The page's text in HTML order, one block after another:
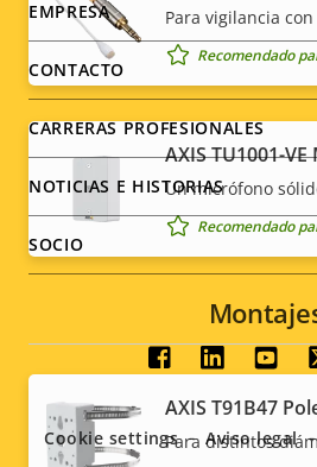
Para vigilancia
Recomendado
AXIS TU1001-
Un micrófono
Recomendado
AXIS T91B47
Para distintos
Footer
menu
EMPRESA
CONTACTO
CARRERAS PROFESIONALES
NOTICIAS E HISTORIAS
SOCIO
Social
menu
Cookie settings Aviso legal